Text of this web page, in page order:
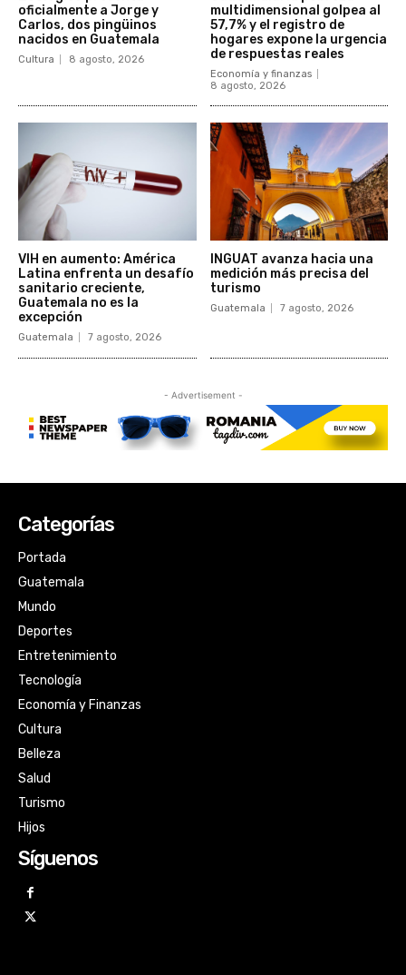
Categorías
Portada
Guatemala
Mundo
Deportes
Entretenimiento
Tecnología
Economía y Finanzas
Cultura
Belleza
Salud
Turismo
Hijos
Síguenos